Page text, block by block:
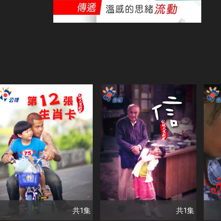
共1集
演員
茂伯 祝茂綸 曾晴
類別
台灣好戲
單元劇集
公視劇展
共1集
共1集
演員
乾德門 洪瑞襄
台灣好戲
單元劇集
共1集
演
楊
王
游
類
台